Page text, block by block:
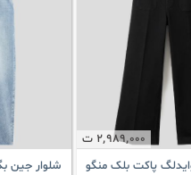
2٬989٬000 ت
پاکت بلک منگو
شلوار جین